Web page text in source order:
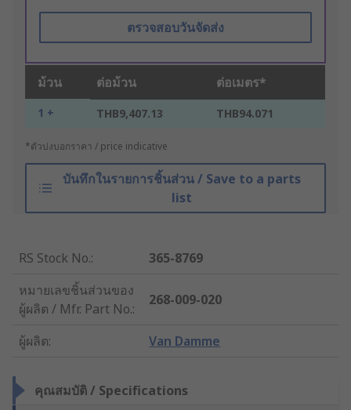
ตรวจสอบวันจัดส่ง
ม้วน ต่อม้วน ต่อเมตร*
1 + THB9,407.13 THB94.071
*ตัวบ่งบอกราคา / price indicative
บันทึกในรายการชิ้นส่วน / Save to a parts
list
RS Stock No.:
365-8769
หมายเลขชิ้นส่วนของ
ผู้ผลิต / Mfr. Part No.:
268-009-020
ผู้ผลิต: Van Damme
คุณสมบัติ / Specifications